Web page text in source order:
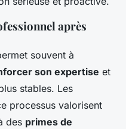
après
souvent à
son expertise et
stables. Les
processus valorisent
des primes de